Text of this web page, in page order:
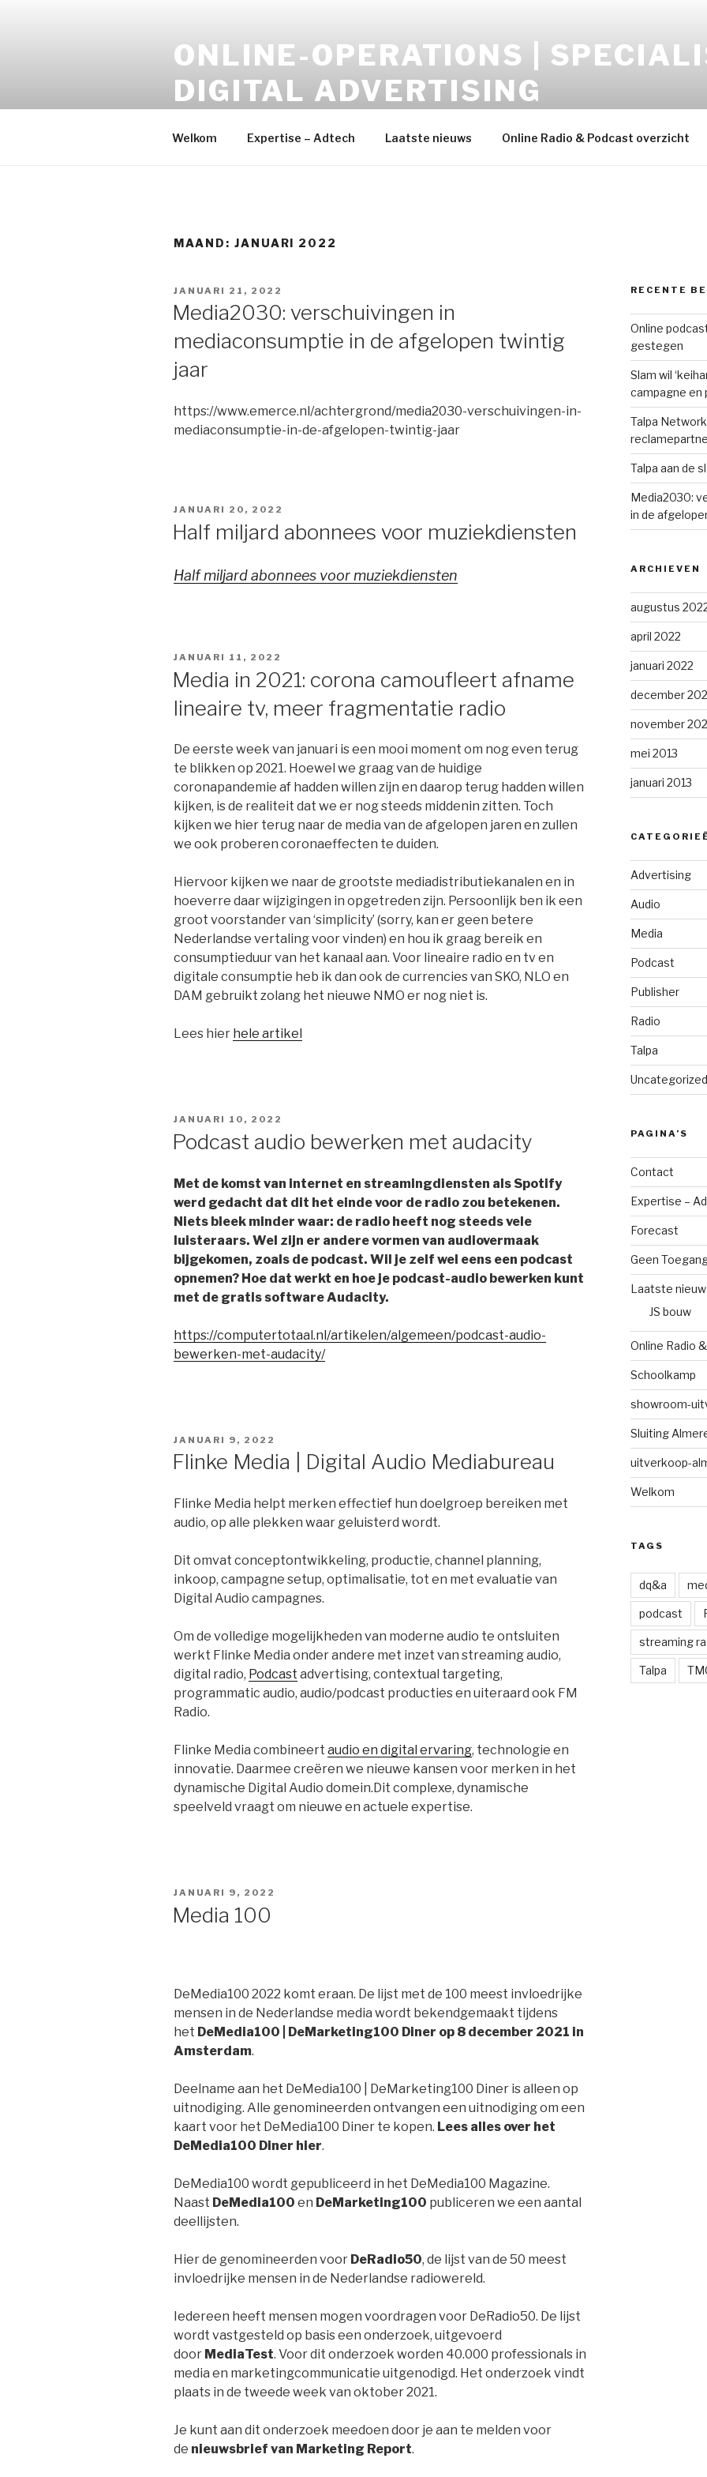
ONLINE-OPERATIONS |
DIGITAL ADVERTISING
Welkom Expertise – Adtech Laatste nieuws Online Radio & Podcast overzicht
MAAND: JANUARI 2022
GEPLAATST
JANUARI 21, 2022
Media2030: verschuivingen in
mediaconsumptie in de afgelopen twintig
jaar
https://www.emerce.nl/achtergrond/media2030-verschuivingen-in-
mediaconsumptie-in-de-afgelopen-twintig-jaar
GEPLAATST
JANUARI 20, 2022
Half miljard abonnees voor muziekdiensten
Half miljard abonnees voor muziekdiensten
GEPLAATST
JANUARI 11, 2022
Media in 2021: corona camoufleert afname
lineaire tv, meer fragmentatie radio
De eerste week van januari is een mooi moment om nog even terug
te blikken op 2021. Hoewel we graag van de huidige
coronapandemie af hadden willen zijn en daarop terug hadden willen
kijken, is de realiteit dat we er nog steeds middenin zitten. Toch
kijken we hier terug naar de media van de afgelopen jaren en zullen
we ook proberen coronaeffecten te duiden.
Hiervoor kijken we naar de grootste mediadistributiekanalen en in
hoeverre daar wijzigingen in opgetreden zijn. Persoonlijk ben ik een
groot voorstander van ‘simplicity’ (sorry, kan er geen betere
Nederlandse vertaling voor vinden) en hou ik graag bereik en
consumptieduur van het kanaal aan. Voor lineaire radio en tv en
digitale consumptie heb ik dan ook de currencies van SKO, NLO en
DAM gebruikt zolang het nieuwe NMO er nog niet is.
Lees hier hele artikel
GEPLAATST
JANUARI 10, 2022
Podcast audio bewerken met audacity
Met de komst van internet en streamingdiensten als Spotify
werd gedacht dat dit het einde voor de radio zou betekenen.
Niets bleek minder waar: de radio heeft nog steeds vele
luisteraars. Wel zijn er andere vormen van audiovermaak
bijgekomen, zoals de podcast. Wil je zelf wel eens een podcast
opnemen? Hoe dat werkt en hoe je podcast-audio bewerken kunt
met de gratis software Audacity.
https://computertotaal.nl/artikelen/algemeen/podcast-audio-
bewerken-met-audacity/
GEPLAATST
JANUARI 9, 2022
Flinke Media | Digital Audio Mediabureau
Flinke Media helpt merken effectief hun doelgroep bereiken met
audio, op alle plekken waar geluisterd wordt.
Dit omvat conceptontwikkeling, productie, channel planning,
inkoop, campagne setup, optimalisatie, tot en met evaluatie van
Digital Audio campagnes.
Om de volledige mogelijkheden van moderne audio te ontsluiten
werkt Flinke Media onder andere met inzet van streaming audio,
digital radio, Podcast advertising, contextual targeting,
programmatic audio, audio/podcast producties en uiteraard ook FM
Radio.
Flinke Media combineert audio en digital ervaring, technologie en
innovatie. Daarmee creëren we nieuwe kansen voor merken in het
dynamische Digital Audio domein.Dit complexe, dynamische
speelveld vraagt om nieuwe en actuele expertise.
GEPLAATST
JANUARI 9, 2022
Media 100
DeMedia100 2022 komt eraan. De lijst met de 100 meest invloedrijke
mensen in de Nederlandse media wordt bekendgemaakt tijdens
het DeMedia100 | DeMarketing100 Diner op 8 december 2021 in
Amsterdam.
Deelname aan het DeMedia100 | DeMarketing100 Diner is alleen op
uitnodiging. Alle genomineerden ontvangen een uitnodiging om een
kaart voor het DeMedia100 Diner te kopen. Lees alles over het
DeMedia100 Diner hier.
DeMedia100 wordt gepubliceerd in het DeMedia100 Magazine.
Naast DeMedia100 en DeMarketing100 publiceren we een aantal
deellijsten.
Hier de genomineerden voor DeRadio50, de lijst van de 50 meest
invloedrijke mensen in de Nederlandse radiowereld.
Iedereen heeft mensen mogen voordragen voor DeRadio50. De lijst
wordt vastgesteld op basis een onderzoek, uitgevoerd
door MediaTest. Voor dit onderzoek worden 40.000 professionals in
media en marketingcommunicatie uitgenodigd. Het onderzoek vindt
plaats in de tweede week van oktober 2021.
Je kunt aan dit onderzoek meedoen door je aan te melden voor
de nieuwsbrief van Marketing Report.
RECENTE
Online
gestegen
Slam wil
campagne en
Talpa
Talpa aan de
Media2030:
in de
ARCHIEVEN
augustus
april 2022
januari 2022
december
november
mei 2013
januari 2013
Advertising
Audio
Media
Podcast
Publisher
Radio
Talpa
Uncategorized
PAGINA’S
Contact
Expertise –
Forecast
Geen
Laatste
JS bouw
Online Radio
Schoolkamp
showroom-
Sluiting
uitverkoop-
Welkom
TAGS
dq&a
podcast
streaming
Talpa